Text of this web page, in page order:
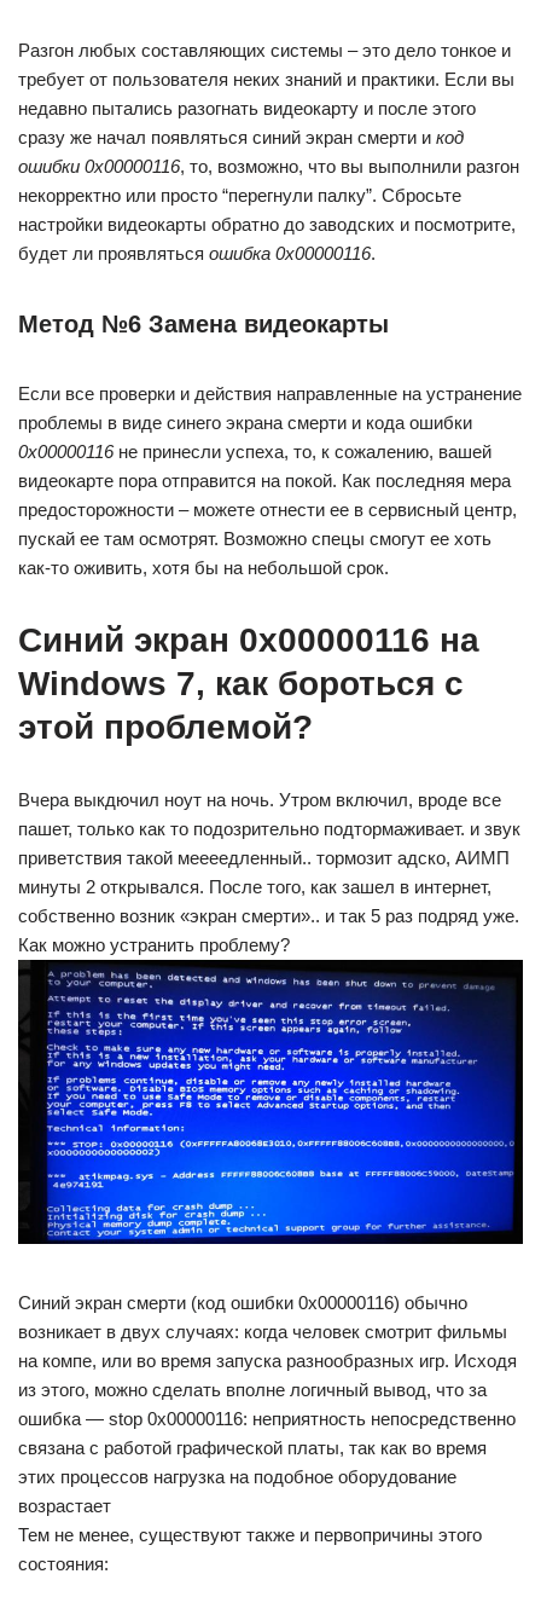
Разгон любых составляющих системы – это дело тонкое и
требует от пользователя неких знаний и практики. Если вы
недавно пытались разогнать видеокарту и после этого
сразу же начал появляться синий экран смерти и код
ошибки 0x00000116, то, возможно, что вы выполнили разгон
некорректно или просто “перегнули палку”. Сбросьте
настройки видеокарты обратно до заводских и посмотрите,
будет ли проявляться ошибка 0x00000116.
Метод №6 Замена видеокарты
Если все проверки и действия направленные на устранение
проблемы в виде синего экрана смерти и кода ошибки
0x00000116не принесли успеха, то, к сожалению, вашей
видеокарте пора отправится на покой. Как последняя мера
предосторожности – можете отнести ее в сервисный центр,
пускай ее там осмотрят. Возможно спецы смогут ее хоть
как-то оживить, хотя бы на небольшой срок.
Синий экран 0x00000116 на
Windows 7, как бороться с
этой проблемой?
Вчера выкдючил ноут на ночь. Утром включил, вроде все
пашет, только как то подозрительно подтормаживает. и звук
приветствия такой меееедленный.. тормозит адско, АИМП
минуты 2 открывался. После того, как зашел в интернет,
собственно возник «экран смерти».. и так 5 раз подряд уже.
Как можно устранить проблему?
Синий экран смерти (код ошибки 0x00000116) обычно
возникает в двух случаях: когда человек смотрит фильмы
на компе, или во время запуска разнообразных игр. Исходя
из этого, можно сделать вполне логичный вывод, что за
ошибка — stop 0x00000116: неприятность непосредственно
связана с работой графической платы, так как во время
этих процессов нагрузка на подобное оборудование
возрастает
Тем не менее, существуют также и первопричины этого
состояния: